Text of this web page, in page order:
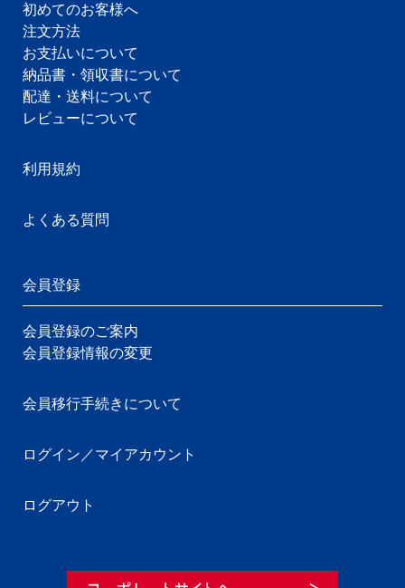
初めてのお客様へ
注文方法
お支払いについて
納品書・領収書について
配達・送料について
レビューについて
利用規約
よくある質問
会員登録
会員登録のご案内
会員登録情報の変更
会員移行手続きについて
ログイン／マイアカウント
ログアウト